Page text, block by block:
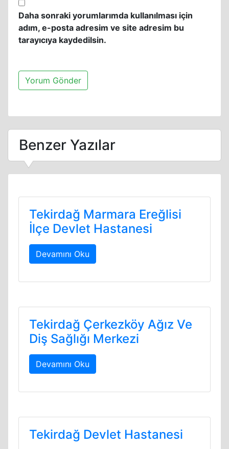
Daha sonraki yorumlarımda kullanılması için
adım, e-posta adresim ve site adresim bu
tarayıcıya kaydedilsin.
Benzer Yazılar
Tekirdağ Marmara Ereğlisi
İlçe Devlet Hastanesi
Devamını Oku
Tekirdağ Çerkezköy Ağız Ve
Diş Sağlığı Merkezi
Devamını Oku
Tekirdağ Devlet Hastanesi